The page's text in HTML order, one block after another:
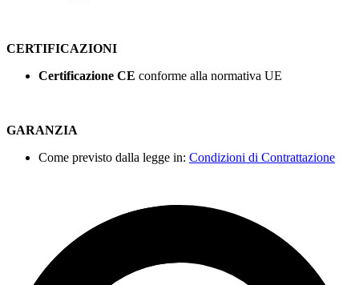
CERTIFICAZIONI
Certificazione CE conforme alla normativa UE
GARANZIA
Come previsto dalla legge in: Condizioni di Contrattazione